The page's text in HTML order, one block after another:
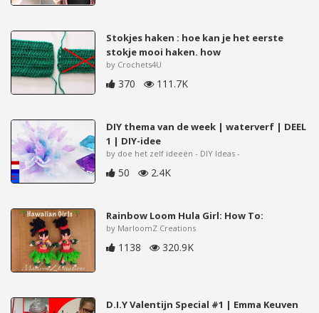
Stokjes haken : hoe kan je het eerste
stokje mooi haken. how
by Crochets4U
370 111.7K
DIY thema van de week | waterverf | DEEL
1 | DIY-idee
by doe het zelf ideeën - DIY Ideas -
50 2.4K
Rainbow Loom Hula Girl: How To:
by MarloomZ Creations
1138 320.9K
D.I.Y Valentijn Special #1 | Emma Keuven